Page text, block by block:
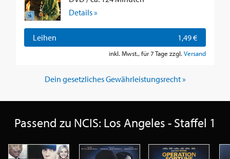
Details »
Leihen 1,49 €
inkl. Mwst., für 7 Tage zzgl. Versand
Dein gesetzliches Gewährleistungsrecht »
Passend zu NCIS: Los Angeles - Staffel 1